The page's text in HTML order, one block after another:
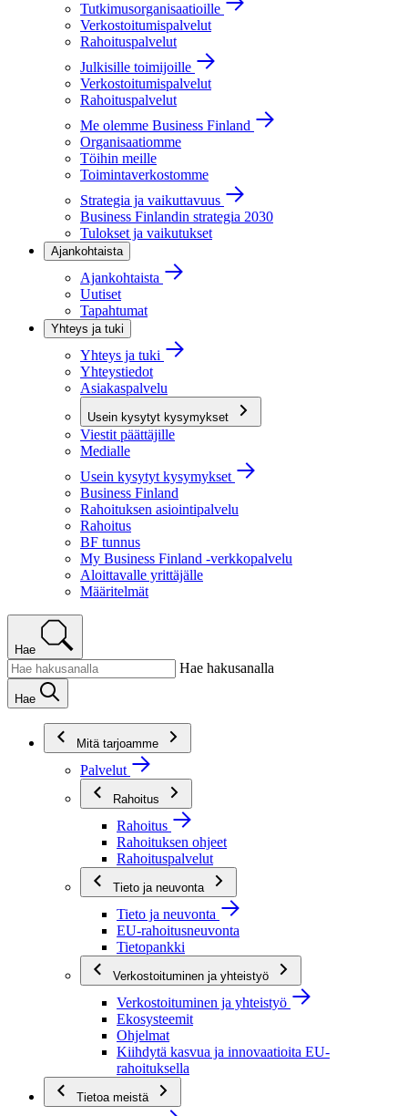
Tutkimusorganisaatioille
Verkostoitumispalvelut
Rahoituspalvelut
Julkisille toimijoille
Verkostoitumispalvelut
Rahoituspalvelut
Me olemme Business Finland
Organisaatiomme
Töihin meille
Toimintaverkostomme
Strategia ja vaikuttavuus
Business Finlandin strategia 2030
Tulokset ja vaikutukset
Ajankohtaista
Ajankohtaista
Uutiset
Tapahtumat
Yhteys ja tuki
Yhteys ja tuki
Yhteystiedot
Asiakaspalvelu
Usein kysytyt kysymykset
Viestit päättäjille
Medialle
Usein kysytyt kysymykset
Business Finland
Rahoituksen asiointipalvelu
Rahoitus
BF tunnus
My Business Finland -verkkopalvelu
Aloittavalle yrittäjälle
Määritelmät
Hae
Hae hakusanalla
Hae
Mitä tarjoamme
Palvelut
Rahoitus
Rahoitus
Rahoituksen ohjeet
Rahoituspalvelut
Tieto ja neuvonta
Tieto ja neuvonta
EU-rahoitusneuvonta
Tietopankki
Verkostoituminen ja yhteistyö
Verkostoituminen ja yhteistyö
Ekosysteemit
Ohjelmat
Kiihdytä kasvua ja innovaatioita EU-
rahoituksella
Tietoa meistä